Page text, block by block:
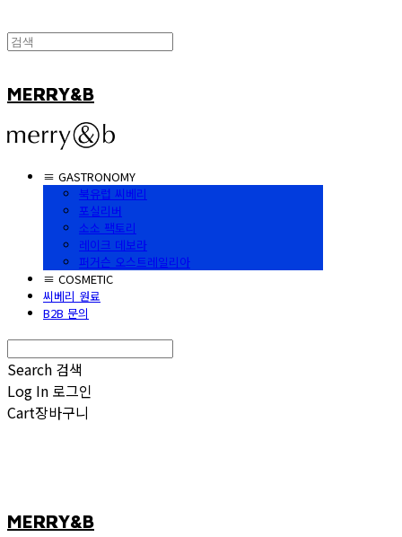
MERRY&B
≡ GASTRONOMY
북유럽 씨베리
포실리버
소소 팩토리
레이크 데보라
퍼거슨 오스트레일리아
≡ COSMETIC
씨베리 원료
B2B 문의
Search 검색
Log In 로그인
Cart장바구니
MERRY&B